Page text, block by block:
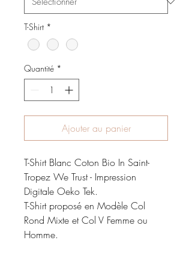
T-Shirt *
Quantité *
Ajouter au panier
T-Shirt Blanc Coton Bio In Saint-
Tropez We Trust - Impression
Digitale Oeko Tek.
T-Shirt proposé en Modèle Col
Rond Mixte et Col V Femme ou
Homme.